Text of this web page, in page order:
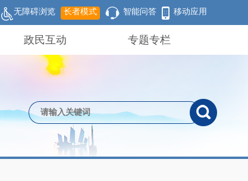
无障碍浏览 长者模式 智能问答 移动应用
政民互动 专题专栏